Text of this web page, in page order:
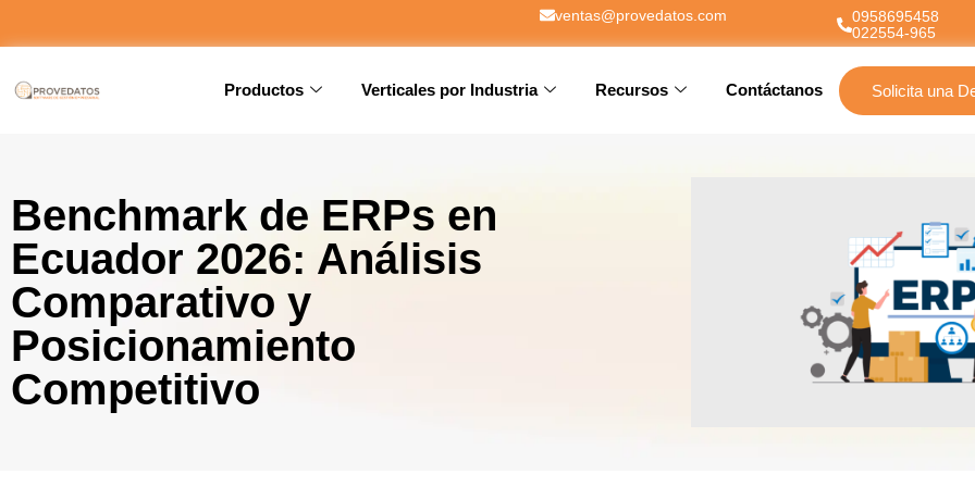
ventas@provedatos.com
0958695458
022554-965
Productos Verticales por Industria Recursos Contáctanos Solicita una
Benchmark de ERPs en
Ecuador 2026: Análisis
Comparativo y
Posicionamiento
Competitivo